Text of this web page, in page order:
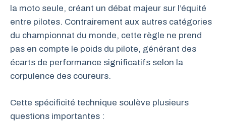
la moto seule, créant un débat majeur sur l’équité
entre pilotes. Contrairement aux autres catégories
du championnat du monde, cette règle ne prend
pas en compte le poids du pilote, générant des
écarts de performance significatifs selon la
corpulence des coureurs.
Cette spécificité technique soulève plusieurs
questions importantes :